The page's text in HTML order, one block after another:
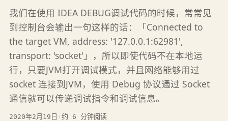
我们在使用 IDEA DEBUG调试代码的时候，常常见
到控制台会输出一句这样的话：「Connected to
the target VM, address: '127.0.0.1:62981',
transport: 'socket'」，所以即使代码不在本地运
行，只要JVM打开调试模式，并且网络能够用过
socket 连接到JVM，使用 Debug 协议通过 Socket
通信就可以传递调试指令和调试信息。
2020年2月19日 · 约 6 分钟阅读